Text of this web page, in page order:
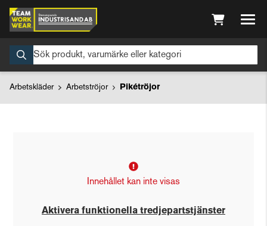
Arbetskläder Arbetströjor Pikétröjor
Innehållet kan inte visas
Aktivera funktionella tredjepartstjänster